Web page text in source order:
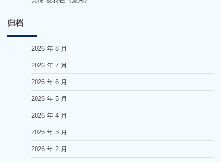
归档
2026 年 8 月
2026 年 7 月
2026 年 6 月
2026 年 5 月
2026 年 4 月
2026 年 3 月
2026 年 2 月